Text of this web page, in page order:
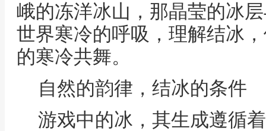
峨的冻洋冰山，那晶莹的冰
世界寒冷的呼吸，理解结冰
的寒冷共舞。
自然的韵律，结冰的条件
游戏中的冰，其生成遵循